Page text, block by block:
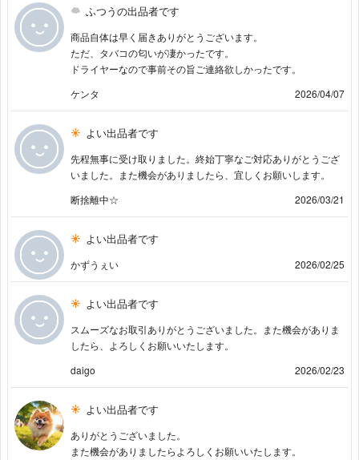
ふつうの出品者です
商品自体は早く届きありがとうございます。
ただ、タバコの匂いが凄かったです。
ドライヤーなので事前その旨ご連絡欲しかったです。
ケンタ
2026/04/07
よい出品者です
先程無事に受け取りました。終始丁寧なご対応ありがとうござ
いました。また機会がありましたら、宜しくお願いします。
断捨離中☆
2026/03/21
よい出品者です
かずうぇい 2026/02/25
よい出品者です
スムーズなお取引ありがとうございました。また機会がありま
したら、よろしくお願いいたします。
daigo
2026/02/23
よい出品者です
ありがとうございました。
また機会がありましたらよろしくお願いいたします。